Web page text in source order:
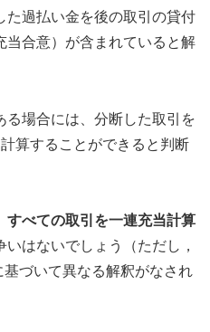
た過払い金を後の取引の貸付
当合意）が含まれていると解
る場合には、分断した取引を
算することができると判断
すべての取引を一連充当計算
はないでしょう（ただし，
づいて異なる解釈がなされ